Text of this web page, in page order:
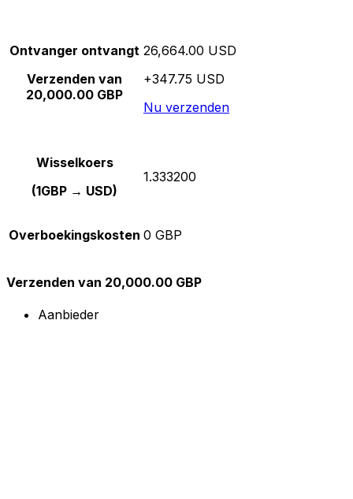
Ontvanger ontvangt
Verzenden van
20,000.00 GBP
26,664.00 USD
+347.75 USD
Nu verzenden
Wisselkoers
(1GBP → USD)
1.333200
Overboekingskosten 0 GBP
Verzenden van 20,000.00 GBP
Aanbieder